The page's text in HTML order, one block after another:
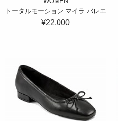
トータルモーション マイラ バレエ
¥22,000